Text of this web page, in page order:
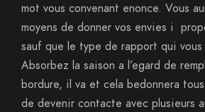
mot vous convenant enonce. Vous
moyens de donner vos envies i
sauf que le type de rapport qui
Absorbez la saison a l’egard de
bordure, il va et cela bedonnera
de devenir contacte avec plusieurs